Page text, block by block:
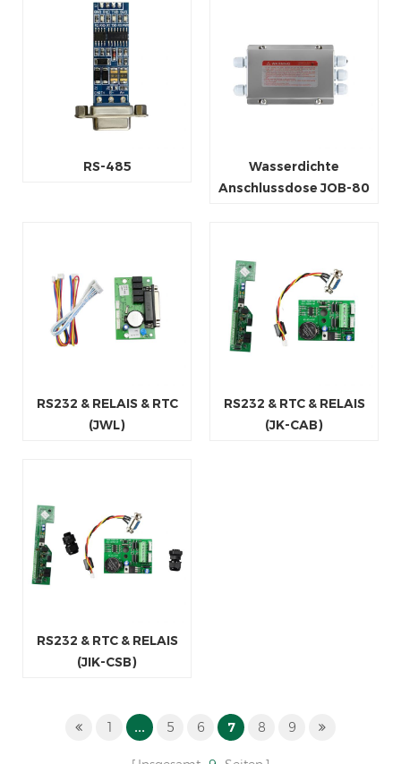
RS-485
Wasserdichte
Anschlussdose JOB-80
RS232 & RELAIS & RTC
(JWL)
RS232 & RTC & RELAIS
(JK-CAB)
RS232 & RTC & RELAIS
(JIK-CSB)
1 ... 5 6 7 8 9